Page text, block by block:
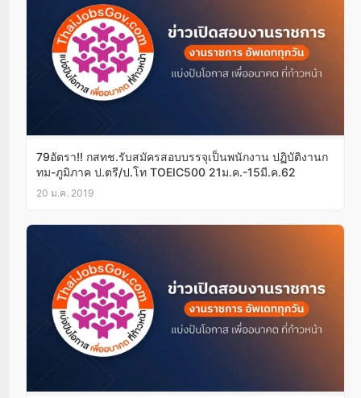
79อัตรา!! กสทช.รับสมัครสอบบรรจุเป็นพนักงาน ปฏิบัติงานก
ทม-ภูมิภาค ป.ตรี/ป.โท TOEIC500 21ม.ค.-15มี.ค.62
20 ม.ค. 2019